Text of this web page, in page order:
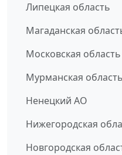
Липецкая область
Магаданская
Московская область
Мурманская область
Ненецкий АО
Нижегородская
Новгородская